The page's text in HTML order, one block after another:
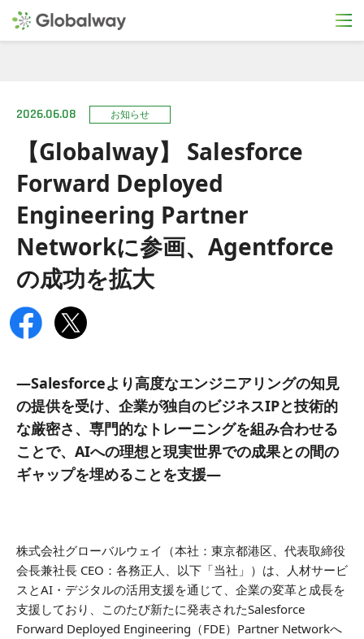
【Globalway】 Salesforce
Forward Deployed
Engineering Partner
Networkに参画、Agentforce
の成功を拡大
2026.06.08 お知らせ
―Salesforceより高度なエンジニアリングの知見
の提供を受け、企業が独自のビジネスIPと技術的
な厳密さ、専門的なトレーニングを組み合わせる
ことで、AIへの理想と現実世界での成果との間の
ギャップを埋めることを支援―
株式会社グローバルウェイ（本社：東京都港区、代表取締役
会長兼社長 CEO：各務正人、以下「当社」）は、人材サービ
スとAI・デジタルの活用支援を通じて、企業の変革と成長を
支援しており、このたび新たに発表されたSalesforce
Forward Deployed Engineering（FDE）Partner Networkへ